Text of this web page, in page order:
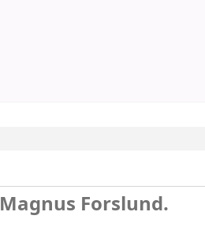
Magnus Forslund.